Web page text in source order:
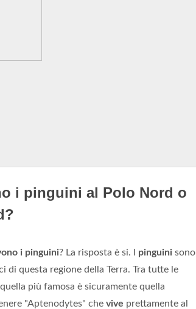
i pinguini al Polo Nord o
i pinguini? La risposta è si. I pinguini sono
di questa regione della Terra. Tra tutte le
quella più famosa è sicuramente quella
"Aptenodytes" che vive prettamente al